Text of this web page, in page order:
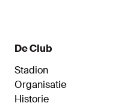
De Club
Stadion
Organisatie
Historie